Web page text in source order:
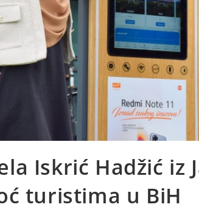
Iskrić Hadžić iz
turistima u BiH